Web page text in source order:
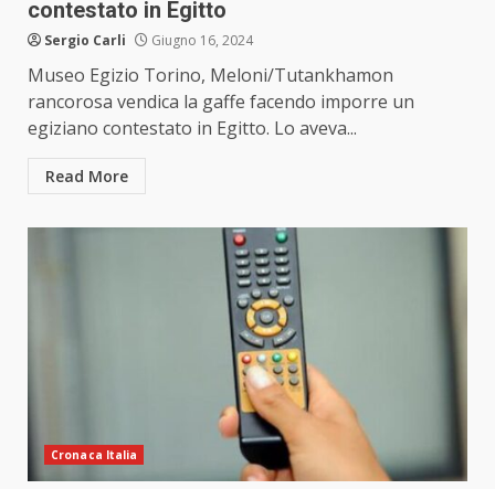
contestato in Egitto
Sergio Carli Giugno 16, 2024
Museo Egizio Torino, Meloni/Tutankhamon
rancorosa vendica la gaffe facendo imporre un
egiziano contestato in Egitto. Lo aveva...
Read More
Cronaca Italia